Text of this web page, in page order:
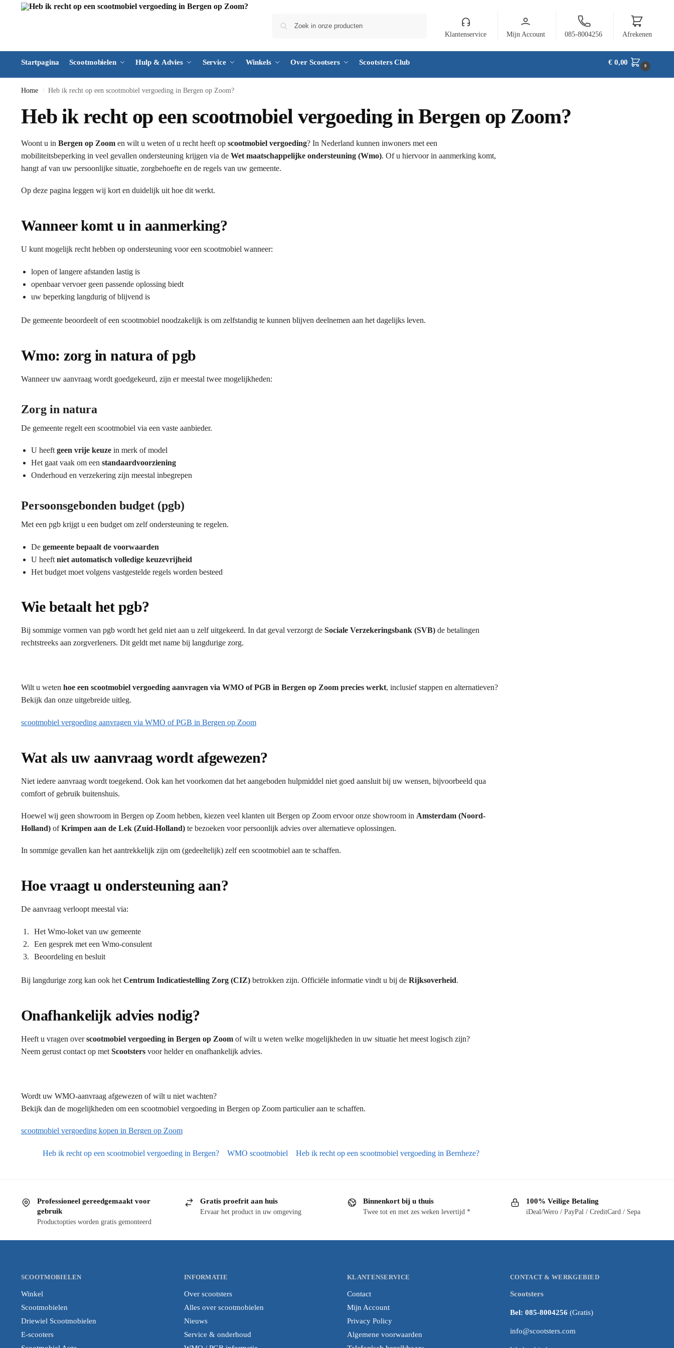
Klantenservice Mijn Account 085-8004256 Afrekenen
Startpagina Scootmobielen Hulp & Advies Service Winkels Over Scootsers Scootsters Club €0,00 0
Home / Heb ik recht op een scootmobiel vergoeding in Bergen op Zoom?
Heb ik recht op een scootmobiel vergoeding in Bergen op Zoom?
Woont u in Bergen op Zoomen wilt u weten of u recht heeft op scootmobiel vergoeding? In Nederland kunnen inwoners met een
mobiliteitsbeperking in veel gevallen ondersteuning krijgen via de Wet maatschappelijke ondersteuning (Wmo). Of u hiervoor in aanmerking komt,
hangt af van uw persoonlijke situatie, zorgbehoefte en de regels van uw gemeente.
Op deze pagina leggen wij kort en duidelijk uit hoe dit werkt.
Wanneer komt u in aanmerking?
U kunt mogelijk recht hebben op ondersteuning voor een scootmobiel wanneer:
lopen of langere afstanden lastig is
openbaar vervoer geen passende oplossing biedt
uw beperking langdurig of blijvend is
De gemeente beoordeelt of een scootmobiel noodzakelijk is om zelfstandig te kunnen blijven deelnemen aan het dagelijks leven.
Wmo: zorg in natura of pgb
Wanneer uw aanvraag wordt goedgekeurd, zijn er meestal twee mogelijkheden:
Zorg in natura
De gemeente regelt een scootmobiel via een vaste aanbieder.
U heeft geen vrije keuzein merk of model
Het gaat vaak om een standaardvoorziening
Onderhoud en verzekering zijn meestal inbegrepen
Persoonsgebonden budget (pgb)
Met een pgb krijgt u een budget om zelf ondersteuning te regelen.
De gemeente bepaalt de voorwaarden
U heeft niet automatisch volledige keuzevrijheid
Het budget moet volgens vastgestelde regels worden besteed
Wie betaalt het pgb?
Bij sommige vormen van pgb wordt het geld niet aan u zelf uitgekeerd. In dat geval verzorgt de Sociale Verzekeringsbank (SVB)de betalingen
rechtstreeks aan zorgverleners. Dit geldt met name bij langdurige zorg.
Wilt u weten hoe een scootmobiel vergoeding aanvragen via WMO of PGB in Bergen op Zoom precies werkt, inclusief stappen en alternatieven?
Bekijk dan onze uitgebreide uitleg.
scootmobiel vergoeding aanvragen via WMO of PGB in Bergen op Zoom
Wat als uw aanvraag wordt afgewezen?
Niet iedere aanvraag wordt toegekend. Ook kan het voorkomen dat het aangeboden hulpmiddel niet goed aansluit bij uw wensen, bijvoorbeeld qua
comfort of gebruik buitenshuis.
Hoewel wij geen showroom in Bergen op Zoom hebben, kiezen veel klanten uit Bergen op Zoom ervoor onze showroom in Amsterdam (Noord-
Holland)ofKrimpen aan de Lek (Zuid-Holland)te bezoeken voor persoonlijk advies over alternatieve oplossingen.
In sommige gevallen kan het aantrekkelijk zijn om (gedeeltelijk) zelf een scootmobiel aan te schaffen.
Hoe vraagt u ondersteuning aan?
De aanvraag verloopt meestal via:
Het Wmo-loket van uw gemeente
Een gesprek met een Wmo-consulent
Beoordeling en besluit
Bij langdurige zorg kan ook het Centrum Indicatiestelling Zorg (CIZ)betrokken zijn. Officiële informatie vindt u bij de Rijksoverheid.
Onafhankelijk advies nodig?
Heeft u vragen overscootmobiel vergoeding in Bergen op Zoomof wilt u weten welke mogelijkheden in uw situatie het meest logisch zijn?
Neem gerust contact op met Scootstersvoor helder en onafhankelijk advies.
Wordt uw WMO-aanvraag afgewezen of wilt u niet wachten?
Bekijk dan de mogelijkheden om een scootmobiel vergoeding in Bergen op Zoom particulier aan te schaffen.
scootmobiel vergoeding kopen in Bergen op Zoom
Heb ik recht op een scootmobiel vergoeding in Bergen? WMO scootmobiel Heb ik recht op een scootmobiel vergoeding in Bernheze?
Professioneel gereedgemaakt voor
gebruik
Productopties worden gratis gemonteerd
Gratis proefrit aan huis
Ervaar het product in uw omgeving
Binnenkort bij u thuis
Twee tot en met zes weken levertijd *
100% Veilige Betaling
iDeal/Wero / PayPal / CreditCard / Sepa
SCOOTMOBIELEN
Winkel
Scootmobielen
Driewiel Scootmobielen
E-scooters
INFORMATIE
Over scootsters
Alles over scootmobielen
Nieuws
Service & onderhoud
KLANTENSERVICE
Contact
Mijn Account
Privacy Policy
Algemene voorwaarden
CONTACT & WERKGEBIED
Scootsters
Bel: 085-8004256(Gratis)
info@scootsters.com